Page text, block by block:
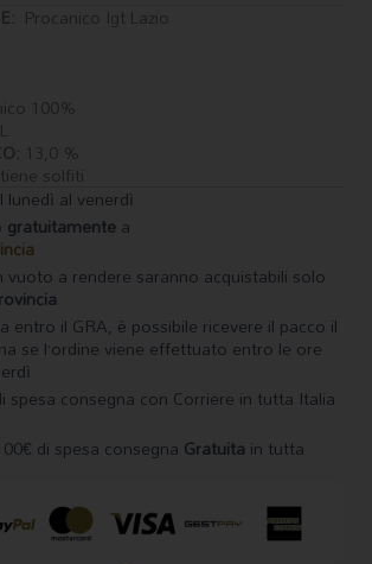
Procanico Igt Lazio
100%
13,0 %
solfiti
lunedì al venerdì
gratuitamentea
a rendere saranno acquistabili solo
entro il GRA, è possibile ricevere il pacco il
se l’ordine viene effettuato entro le ore
spesa consegna con Corriere in tutta Italia
di spesa consegna Gratuita in tutta